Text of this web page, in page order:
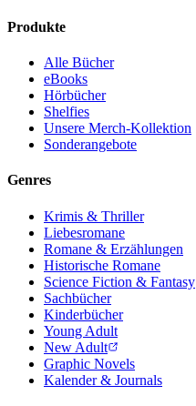
Produkte
Alle Bücher
eBooks
Hörbücher
Shelfies
Unsere Merch-Kollektion
Sonderangebote
Genres
Krimis & Thriller
Liebesromane
Romane & Erzählungen
Historische Romane
Science Fiction & Fantasy
Sachbücher
Kinderbücher
Young Adult
New Adult
Graphic Novels
Kalender & Journals